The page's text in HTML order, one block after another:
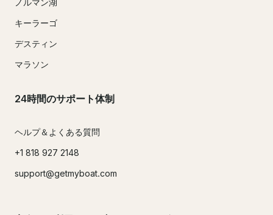
ノルマン湖
キーラーゴ
デスティン
マラソン
24時間のサポート体制
ヘルプ＆よくある質問
+1 818 927 2148
support@getmyboat.com